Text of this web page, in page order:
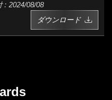
2024/08/08
ダウンロード